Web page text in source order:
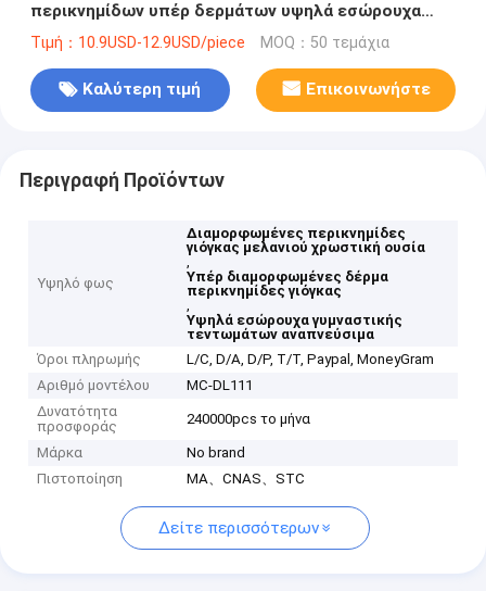
περικνημίδων υπέρ δερμάτων υψηλά εσώρουχα
γυμναστικής τεντωμάτων αναπνεύσιμα
Τιμή：10.9USD-12.9USD/piece MOQ：50 τεμάχια
Καλύτερη τιμή Επικοινωνήστε
Περιγραφή Προϊόντων
Υψηλό φως
Διαμορφωμένες περικνημίδες
γιόγκας μελανιού χρωστική ουσία
,
Υπέρ διαμορφωμένες δέρμα
περικνημίδες γιόγκας
,
Υψηλά εσώρουχα γυμναστικής
τεντωμάτων αναπνεύσιμα
Όροι πληρωμής
L/C, D/A, D/P, T/T, Paypal, MoneyGram
Αριθμό μοντέλου
MC-DL111
Δυνατότητα
προσφοράς
240000pcs το μήνα
Μάρκα
No brand
Πιστοποίηση
MA、CNAS、STC
Δείτε περισσότερων